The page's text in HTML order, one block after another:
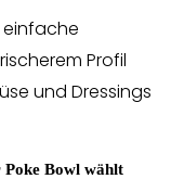
einfache
Profil
und Dressings
Poke Bowl wählt